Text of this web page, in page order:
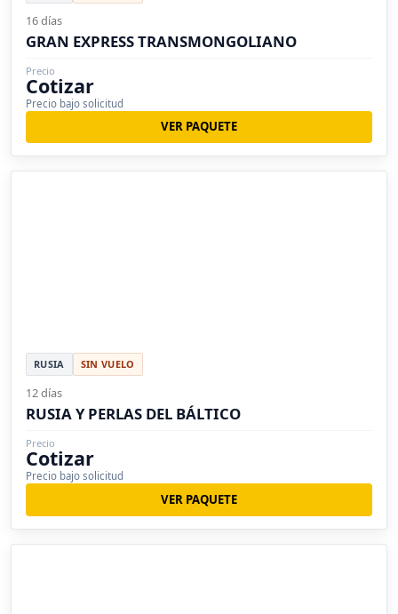
16 días
GRAN EXPRESS TRANSMONGOLIANO
Precio
Cotizar
Precio bajo solicitud
VER PAQUETE
RUSIA SIN VUELO
12 días
RUSIA Y PERLAS DEL BÁLTICO
Precio
Cotizar
Precio bajo solicitud
VER PAQUETE